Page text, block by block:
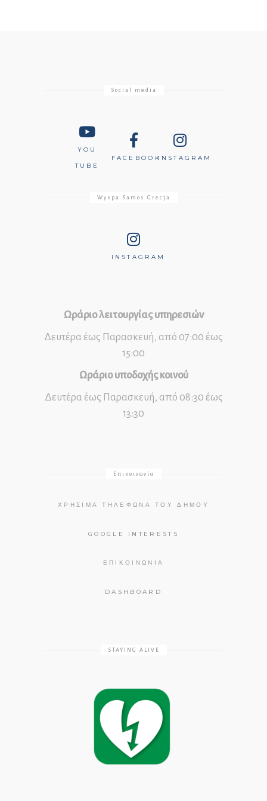
Social media
YOU
TUBE
FACEBOOKINSTAGRAM
Wyspa Samos Grecja
INSTAGRAM
Ωράριο λειτουργίας υπηρεσιών
Δευτέρα έως Παρασκευή, από 07:00 έως
15:00
Ωράριο υποδοχής κοινού
Δευτέρα έως Παρασκευή, από 08:30 έως
13:30
Επικοινωνία
ΧΡΉΣΙΜΑ ΤΗΛΈΦΩΝΑ ΤΟΥ ΔΉΜΟΥ
GOOGLE INTERESTS
ΕΠΙΚΟΙΝΩΝΊΑ
DASHBOARD
STAYING ALIVE